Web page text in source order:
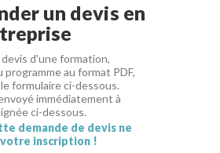
un devis en
d'une formation,
programme au format PDF,
formulaire ci-dessous.
immédiatement à
ci-dessous.
demande de devis ne
votre inscription !